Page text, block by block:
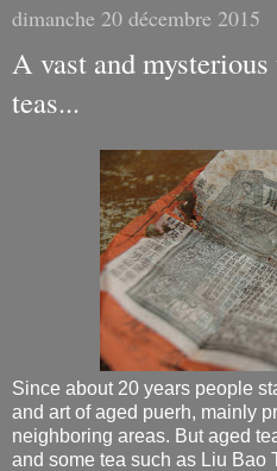
dimanche 20 décembre 2015
A vast and
teas...
Since about 20 years people
and art of aged puerh, mainly
neighboring areas. But aged
and some tea such as Liu Bao